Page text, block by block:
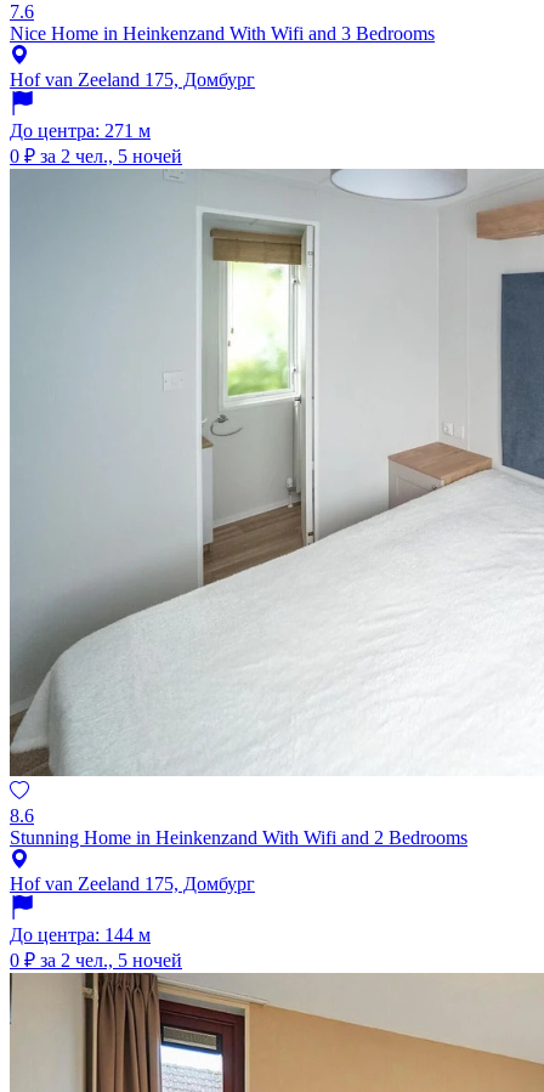
7.6
Nice Home in Heinkenzand With Wifi and 3 Bedrooms
Hof van Zeeland 175, Домбург
До центра: 271 м
0 ₽ за 2 чел., 5 ночей
8.6
Stunning Home in Heinkenzand With Wifi and 2 Bedrooms
Hof van Zeeland 175, Домбург
До центра: 144 м
0 ₽ за 2 чел., 5 ночей